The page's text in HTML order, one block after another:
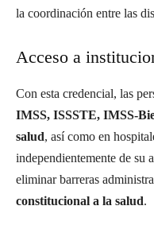
la coordinación entre las
Acceso a
Con esta credencial, las
IMSS, ISSSTE, IMSS-
salud, así como en
independientemente de
eliminar barreras
constitucional a la salud.